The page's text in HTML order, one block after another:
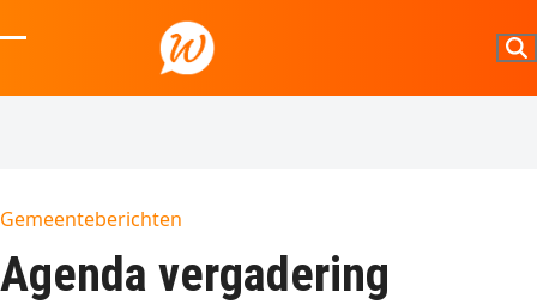
to
mobile
mobile
Gemeenteberichten
Agenda vergadering